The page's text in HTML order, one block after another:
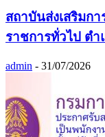
สถาบันส่งเสริมก
ราชการทั่วไป ต
admin - 31/07/2026